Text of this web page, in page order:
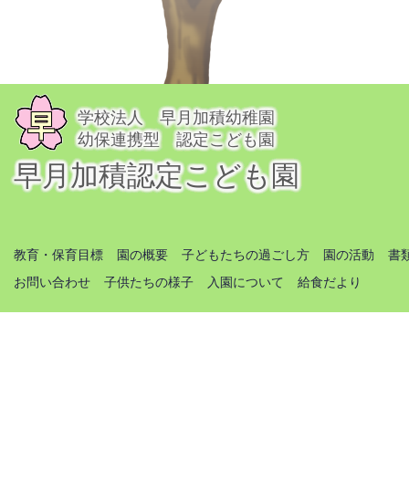
学校法人 早月加積幼稚園
幼保連携型 認定こども園
早月加積認定こども園
教育・保育目標 園の概要 子どもたちの過ごし方 園の活動
書
お問い合わせ
子供たちの様子 入園について 給食だより